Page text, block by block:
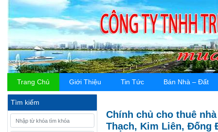
Trang Chủ Giới Thiệu Tin Tức Bán Nhà – Đất
Tìm kiếm
Chính chủ cho thuê
Thạch, Kim Liên, Đống